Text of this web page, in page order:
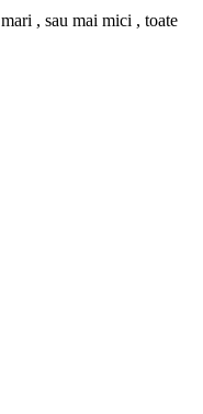
, sau mai mici , toate